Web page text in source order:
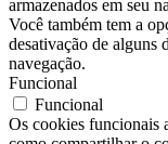
armazenados em seu
Você também tem a
desativação de alguns
navegação.
Funcional
Funcional
Os cookies funcionais